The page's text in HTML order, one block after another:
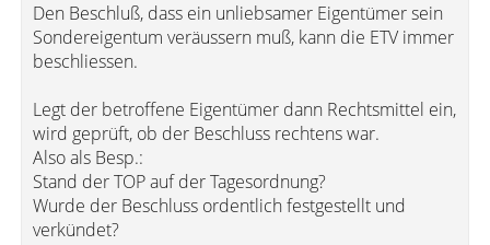
Den Beschluß, dass ein unliebsamer Eigentümer sein
Sondereigentum veräussern muß, kann die ETV immer
beschliessen.
Legt der betroffene Eigentümer dann Rechtsmittel ein,
wird geprüft, ob der Beschluss rechtens war.
Also als Besp.:
Stand der TOP auf der Tagesordnung?
Wurde der Beschluss ordentlich festgestellt und
verkündet?